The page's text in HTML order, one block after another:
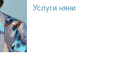
Услуги няни